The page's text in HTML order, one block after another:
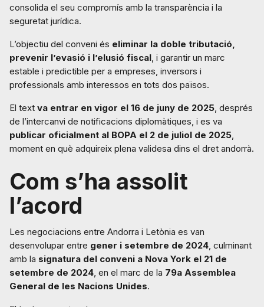
consolida el seu compromís amb la transparència i la
seguretat jurídica.
L’objectiu del conveni és eliminar la doble tributació,
prevenir l’evasió i l’elusió fiscal, i garantir un marc
estable i predictible per a empreses, inversors i
professionals amb interessos en tots dos països.
El text va entrar en vigor el 16 de juny de 2025, després
de l’intercanvi de notificacions diplomàtiques, i es va
publicar oficialment al BOPA el 2 de juliol de 2025,
moment en què adquireix plena validesa dins el dret andorrà.
Com s’ha assolit
l’acord
Les negociacions entre Andorra i Letònia es van
desenvolupar entre gener i setembre de 2024, culminant
amb la signatura del conveni a Nova York el 21 de
setembre de 2024, en el marc de la 79a Assemblea
General de les Nacions Unides.